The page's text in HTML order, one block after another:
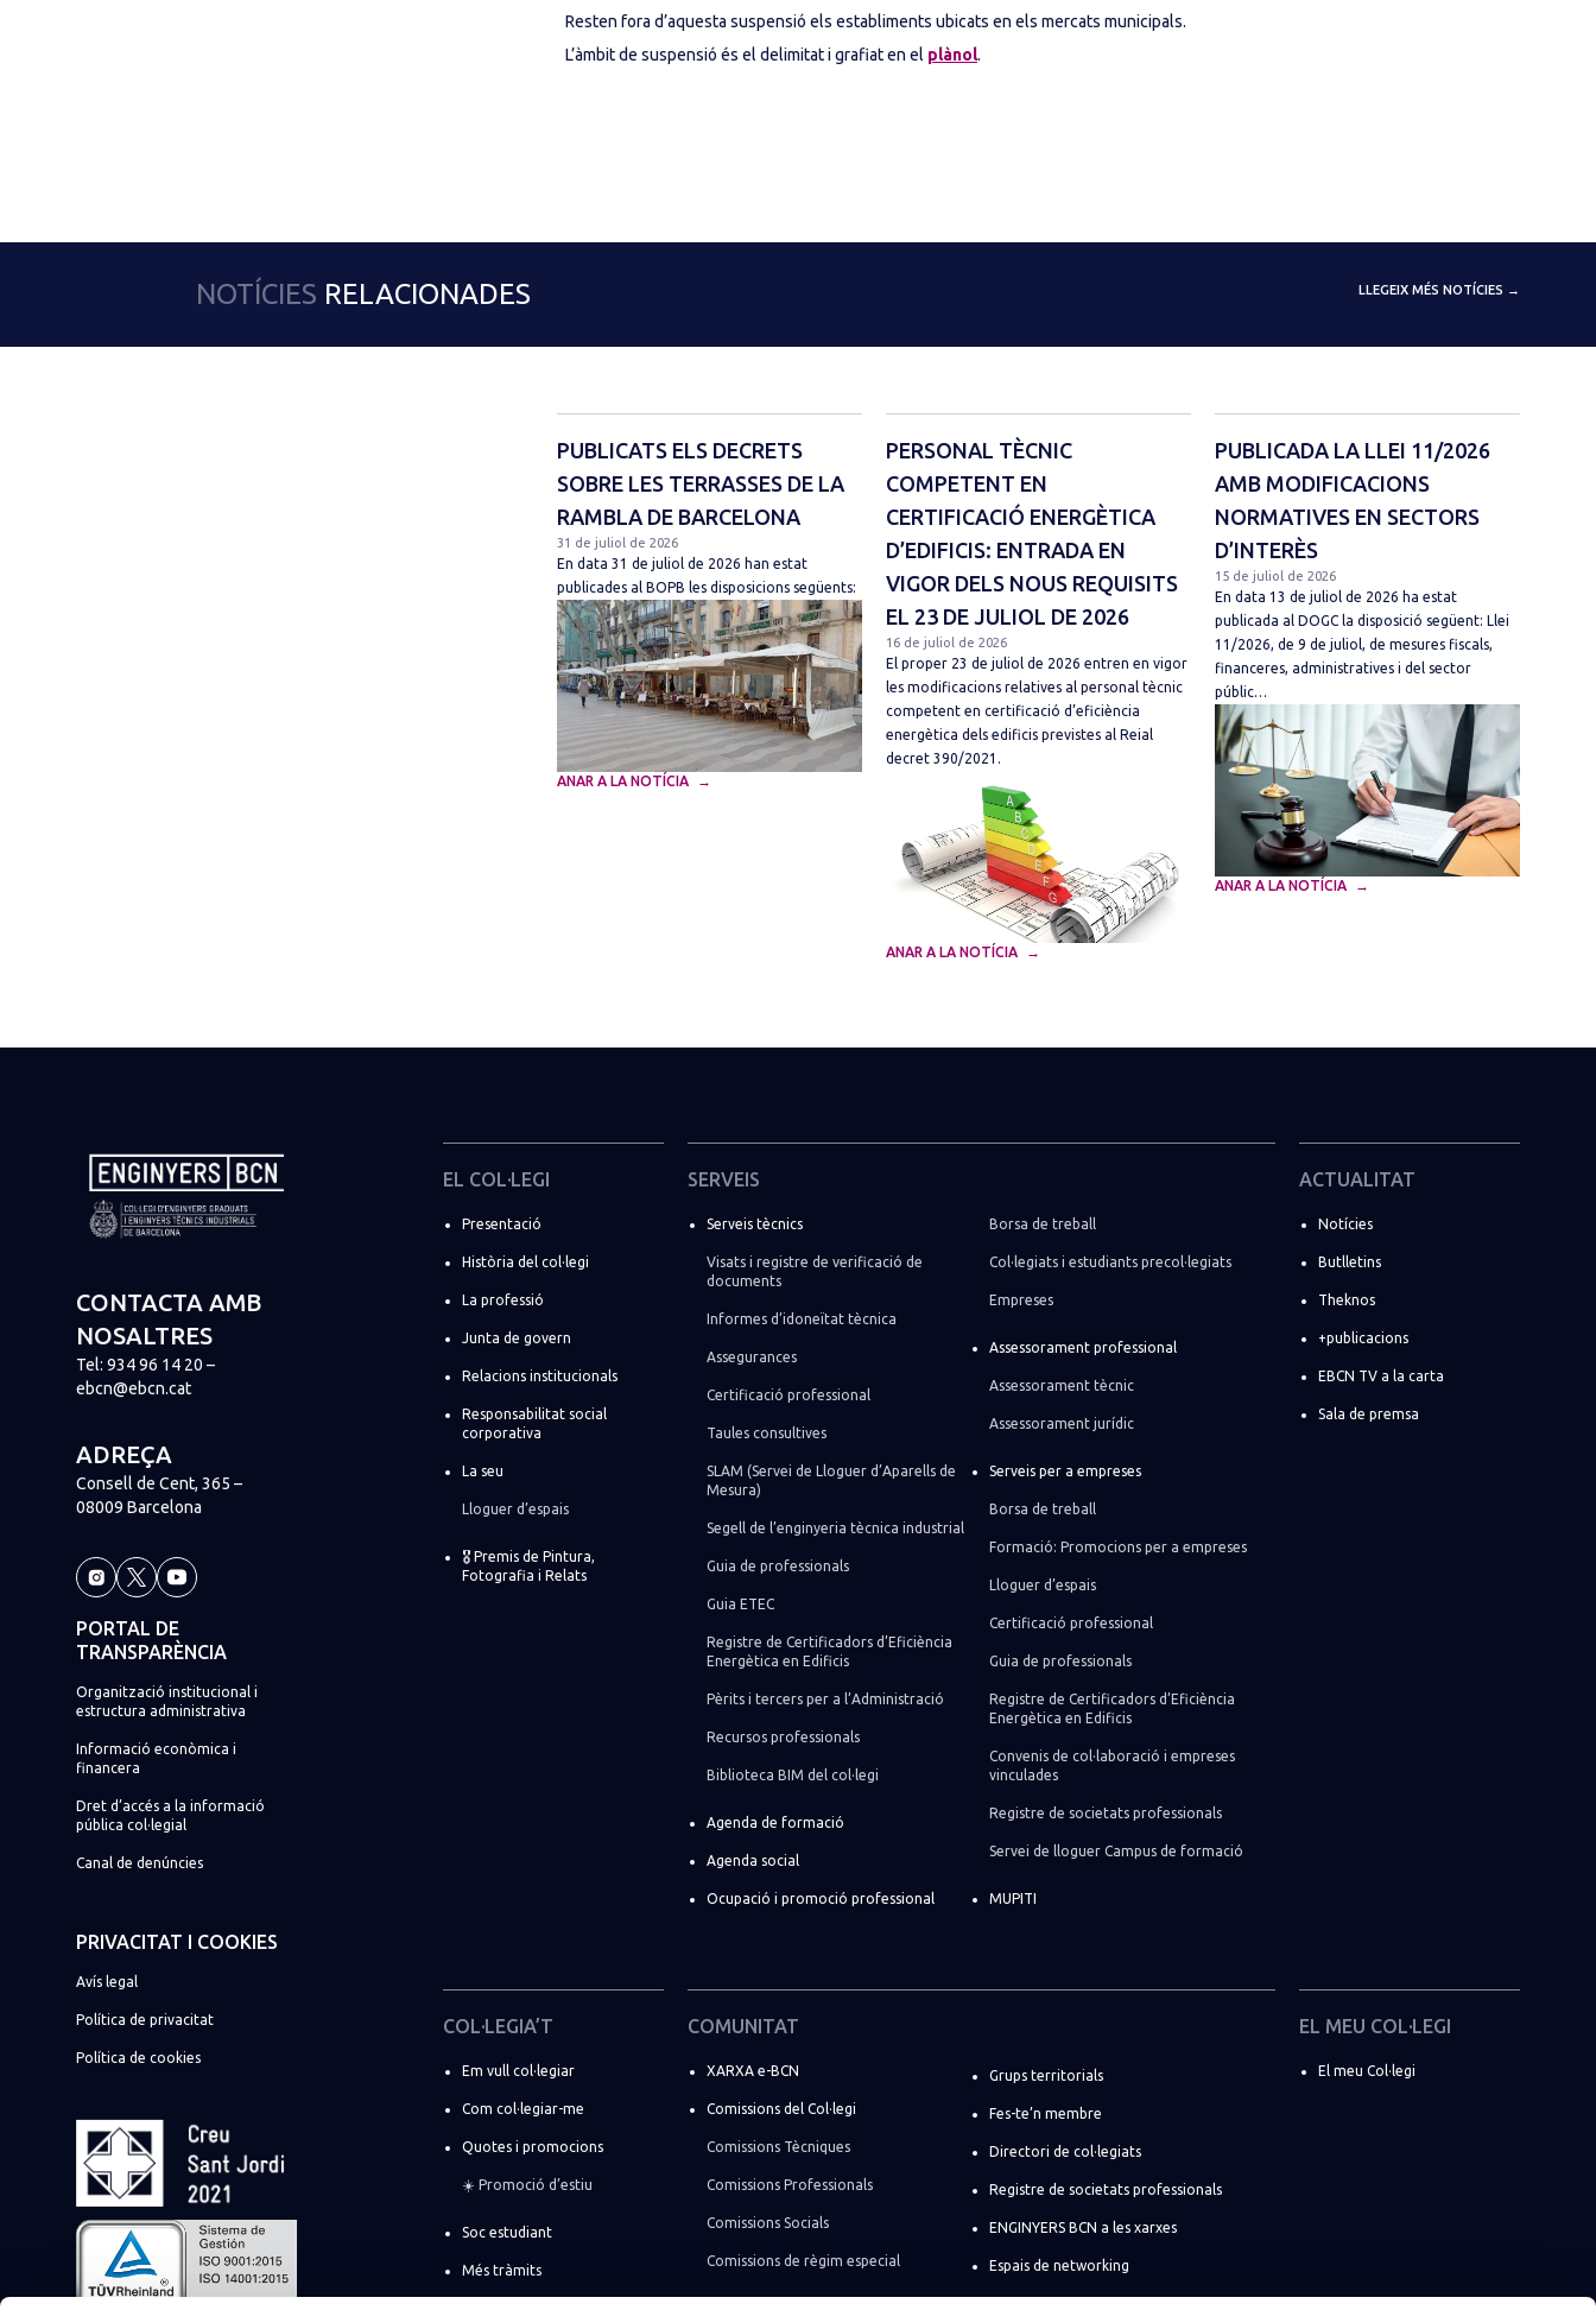
Resten fora d’aquesta suspensió els establiments ubicats en els mercats municipals.
L’àmbit de suspensió és el delimitat i grafiat en el plànol.
NOTÍCIES RELACIONADES LLEGEIX MÉS NOTÍCIES →
PUBLICATS ELS DECRETS
SOBRE LES TERRASSES DE LA
RAMBLA DE BARCELONA
31 de juliol de 2026
En data 31 de juliol de 2026 han estat
publicades al BOPB les disposicions següents:
ANAR A LA NOTÍCIA
PERSONAL TÈCNIC
COMPETENT EN
CERTIFICACIÓ ENERGÈTICA
D’EDIFICIS: ENTRADA EN
VIGOR DELS NOUS REQUISITS
EL 23 DE JULIOL DE 2026
16 de juliol de 2026
El proper 23 de juliol de 2026 entren en vigor
les modificacions relatives al personal tècnic
competent en certificació d’eficiència
energètica dels edificis previstes al Reial
decret 390/2021.
ANAR A LA NOTÍCIA
PUBLICADA LA LLEI 11/2026
AMB MODIFICACIONS
NORMATIVES EN SECTORS
D’INTERÈS
15 de juliol de 2026
En data 13 de juliol de 2026 ha estat
publicada al DOGC la disposició següent: Llei
11/2026, de 9 de juliol, de mesures fiscals,
financeres, administratives i del sector
públic…
ANAR A LA NOTÍCIA
CONTACTA AMB
NOSALTRES
Tel: 934 96 14 20 –
ebcn@ebcn.cat
ADREÇA
Consell de Cent, 365 –
08009 Barcelona
PORTAL DE
TRANSPARÈNCIA
Organització institucional i
estructura administrativa
Informació econòmica i
financera
Dret d’accés a la informació
pública col·legial
Canal de denúncies
PRIVACITAT I COOKIES
Avís legal
Política de privacitat
Política de cookies
EL COL·LEGI
Presentació
Història del col·legi
La professió
Junta de govern
Relacions institucionals
Responsabilitat social
corporativa
La seu
Lloguer d’espais
🎖️ Premis de Pintura,
Fotografia i Relats
SERVEIS
Serveis tècnics
Visats i registre de verificació de
documents
Informes d’idoneïtat tècnica
Assegurances
Certificació professional
Taules consultives
SLAM (Servei de Lloguer d’Aparells de
Mesura)
Segell de l’enginyeria tècnica industrial
Guia de professionals
Guia ETEC
Registre de Certificadors d’Eficiència
Energètica en Edificis
Pèrits i tercers per a l’Administració
Recursos professionals
Biblioteca BIM del col·legi
Agenda de formació
Agenda social
Ocupació i promoció professional
Borsa de treball
Col·legiats i estudiants precol·legiats
Empreses
Assessorament professional
Assessorament tècnic
Assessorament jurídic
Serveis per a empreses
Borsa de treball
Formació: Promocions per a empreses
Lloguer d’espais
Certificació professional
Guia de professionals
Registre de Certificadors d’Eficiència
Energètica en Edificis
Convenis de col·laboració i empreses
vinculades
Registre de societats professionals
Servei de lloguer Campus de formació
MUPITI
ACTUALITAT
Notícies
Butlletins
Theknos
+publicacions
EBCN TV a la carta
Sala de premsa
COL·LEGIA’T
Em vull col·legiar
Com col·legiar-me
Quotes i promocions
☀️ Promoció d’estiu
Soc estudiant
Més tràmits
COMUNITAT
XARXA e-BCN
Comissions del Col·legi
Comissions Tècniques
Comissions Professionals
Comissions Socials
Comissions de règim especial
Grups territorials
Fes-te’n membre
Directori de col·legiats
Registre de societats professionals
ENGINYERS BCN a les xarxes
Espais de networking
EL MEU COL·LEGI
El meu Col·legi